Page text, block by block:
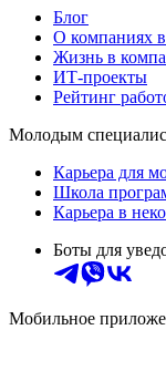
Блог
О компаниях
Жизнь в
ИТ-проекты
Рейтинг
Молодым
Карьера для
Школа
Карьера в
Боты для
Мобильное